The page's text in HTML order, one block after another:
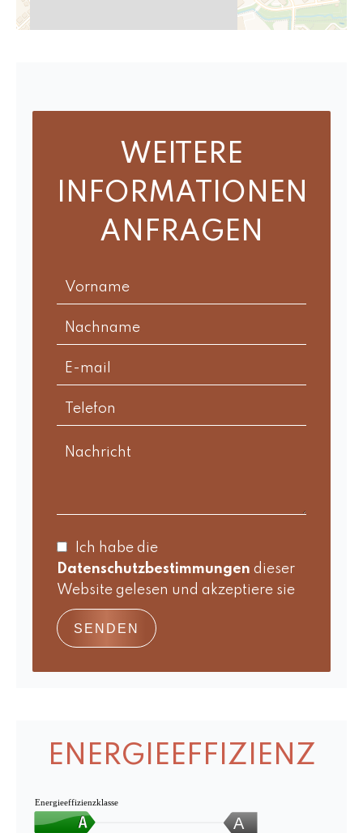
WEITERE
INFORMATIONEN
ANFRAGEN
Ich habe die
Datenschutzbestimmungen dieser
Website gelesen und akzeptiere sie
SENDEN
ENERGIEEFFIZIENZ
A
Energieeffizienzklasse